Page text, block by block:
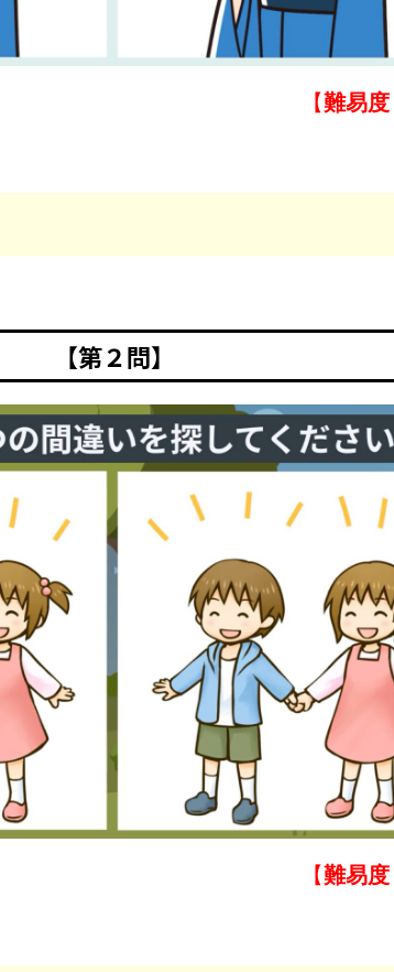
【難易度
【第２問】
【難易度